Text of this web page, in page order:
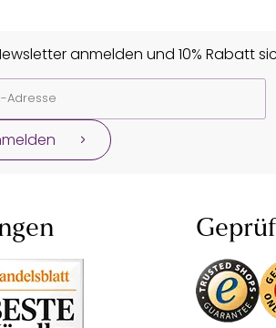
anmelden und 10% Rabatt